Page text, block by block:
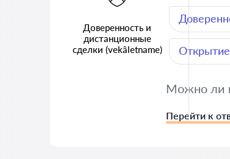
Доверенность и
дистанционные
сделки (vekâletname)
Можно ли
Перейти к